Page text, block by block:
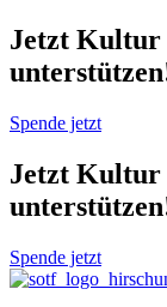
Jetzt Kultur
Spende jetzt
Jetzt Kultur
Spende jetzt